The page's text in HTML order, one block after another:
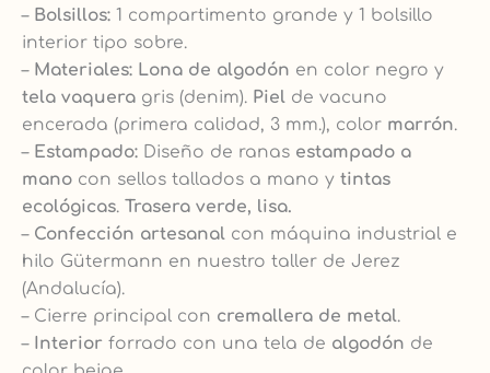
– Bolsillos: 1 compartimento grande y 1 bolsillo
interior tipo sobre.
– Materiales: Lona de algodón en color negro y
tela vaquera gris (denim). Piel de vacuno
encerada (primera calidad, 3 mm.), color marrón.
– Estampado: Diseño de ranas estampado a
mano con sellos tallados a mano y tintas
ecológicas. Trasera verde, lisa.
– Confección artesanal con máquina industrial e
hilo Gütermann en nuestro taller de Jerez
(Andalucía).
– Cierre principal con cremallera de metal.
– Interior forrado con una tela de algodón de